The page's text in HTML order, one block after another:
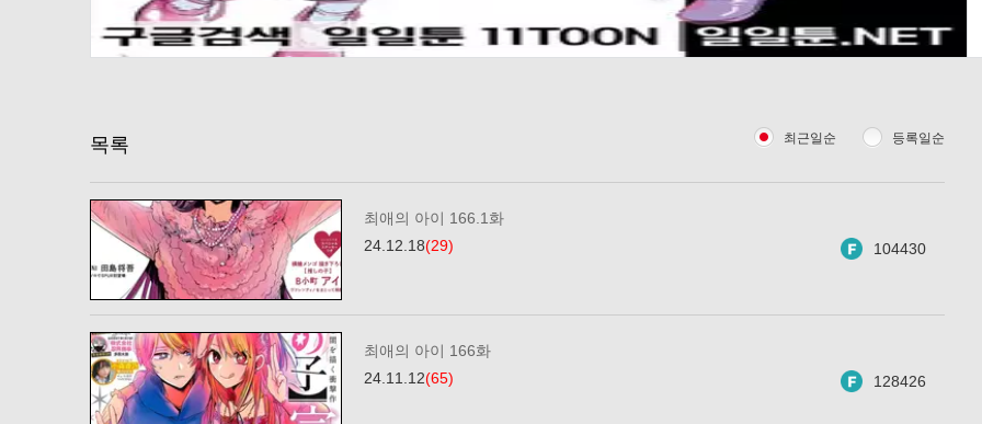
목록 최근일순 등록일순
최애의 아이 166.1화
24.12.18(29) 104430
최애의 아이 166화
24.11.12(65) 128426